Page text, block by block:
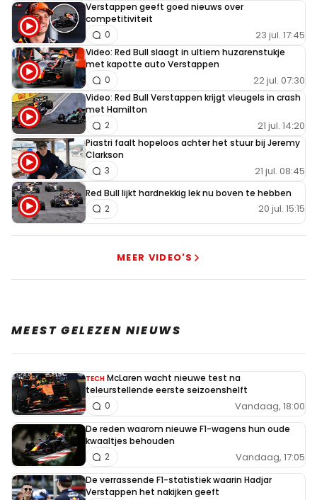
Verstappen geeft goed nieuws over
competitiviteit
23 jul. 17:45
0
Video: Red Bull slaagt in ultiem huzarenstukje
met kapotte auto Verstappen
22 jul. 07:30
0
Video: Red Bull Verstappen krijgt vleugels in crash
met Hamilton
21 jul. 14:20
2
Piastri faalt hopeloos achter het stuur bij Jeremy
Clarkson
21 jul. 08:45
3
Red Bull lijkt hardnekkig lek nu boven te hebben
20 jul. 15:15
2
MEER VIDEO'S
MEEST GELEZEN NIEUWS
TECH McLaren wacht nieuwe test na
teleurstellende eerste seizoenshelft
Vandaag, 18:00
0
De reden waarom nieuwe F1-wagens hun oude
kwaaltjes behouden
Vandaag, 17:05
2
De verrassende F1-statistiek waarin Hadjar
Verstappen het nakijken geeft